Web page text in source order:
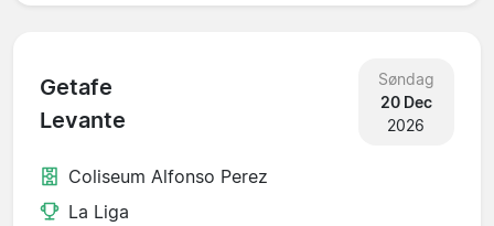
Getafe
Levante
Søndag
20 Dec
2026
Coliseum Alfonso Perez
La Liga